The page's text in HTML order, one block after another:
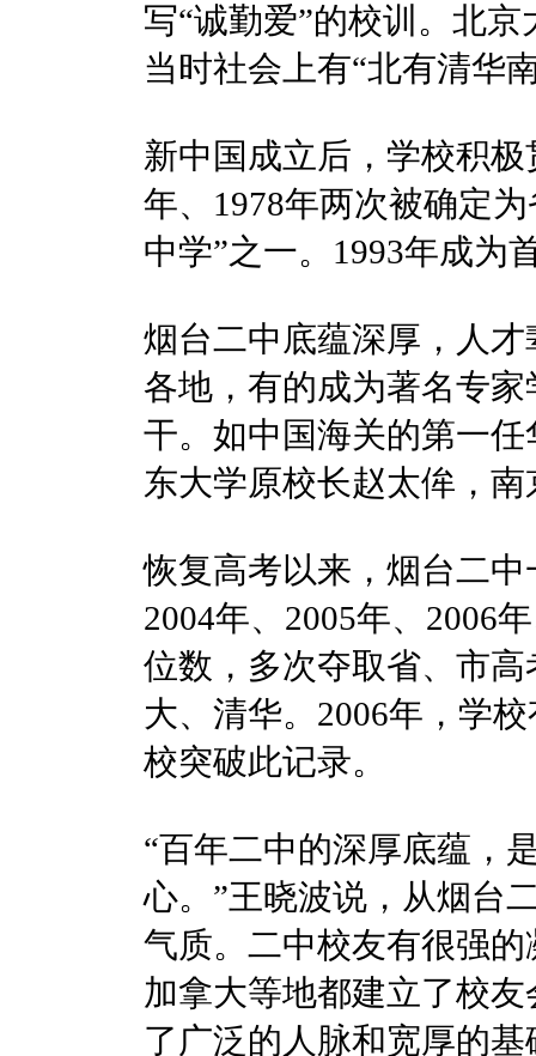
写“诚勤爱”的校训。北
当时社会上有“北有清华
新中国成立后，学校积
年、1978年两次被确定
中学”之一。1993年成为
烟台二中底蕴深厚，人
各地，有的成为著名专
干。如中国海关的第一
东大学原校长赵太侔，
恢复高考以来，烟台二
2004年、2005年、2006
位数，多次夺取省、市
大、清华。2006年，学
校突破此记录。
“百年二中的深厚底蕴，
心。”王晓波说，从烟台
气质。二中校友有很强
加拿大等地都建立了校
了广泛的人脉和宽厚的